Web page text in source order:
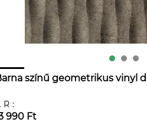
színű geometrikus vinyl
990 Ft